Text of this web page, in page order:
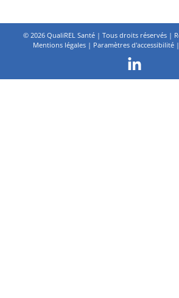
© 2026 QualiREL Santé | Tous droits réservés |
Mentions légales| Paramètres d'accessibilité|